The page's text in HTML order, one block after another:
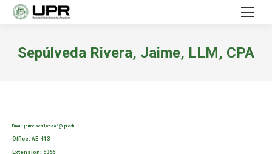
Sepúlveda Rivera, Jaime, LLM, CPA
Email: jaime.sepulveda1@upr.edu
Office: AE-413
Extension: 5366